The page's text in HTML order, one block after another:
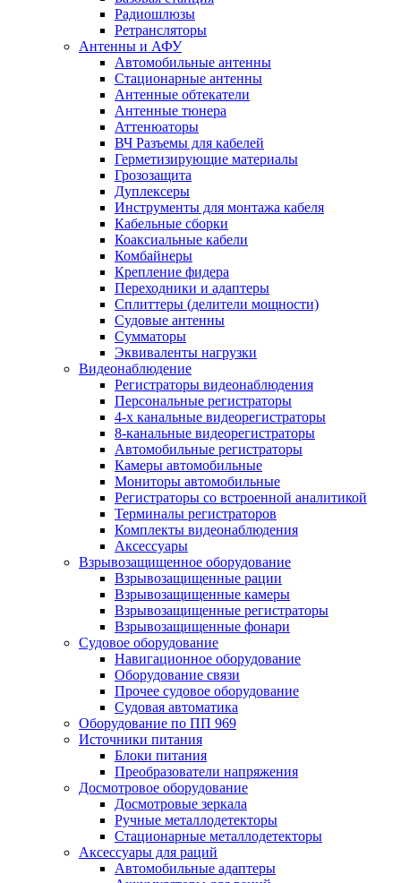
Радиошлюзы
Ретрансляторы
Антенны и АФУ
Автомобильные антенны
Стационарные антенны
Антенные обтекатели
Антенные тюнера
Аттенюаторы
ВЧ Разъемы для кабелей
Герметизирующие материалы
Грозозащита
Дуплексеры
Инструменты для монтажа кабеля
Кабельные сборки
Коаксиальные кабели
Комбайнеры
Крепление фидера
Переходники и адаптеры
Сплиттеры (делители мощности)
Судовые антенны
Сумматоры
Эквиваленты нагрузки
Видеонаблюдение
Регистраторы видеонаблюдения
Персональные регистраторы
4-х канальные видеорегистраторы
8-канальные видеорегистраторы
Автомобильные регистраторы
Камеры автомобильные
Мониторы автомобильные
Регистраторы со встроенной аналитикой
Терминалы регистраторов
Комплекты видеонаблюдения
Аксессуары
Взрывозащищенное оборудование
Взрывозащищенные рации
Взрывозащищенные камеры
Взрывозащищенные регистраторы
Взрывозащищенные фонари
Судовое оборудование
Навигационное оборудование
Оборудование связи
Прочее судовое оборудование
Судовая автоматика
Оборудование по ПП 969
Источники питания
Блоки питания
Преобразователи напряжения
Досмотровое оборудование
Досмотровые зеркала
Ручные металлодетекторы
Стационарные металлодетекторы
Аксессуары для раций
Автомобильные адаптеры